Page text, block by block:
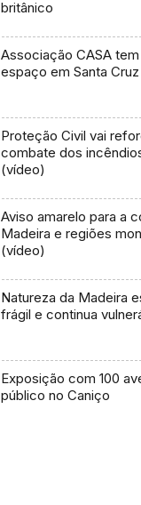
britânico
Associação CASA
espaço em Santa
Proteção Civil vai
combate dos
(vídeo)
Aviso amarelo para a
Madeira e regiões
(vídeo)
Natureza da Madeira
frágil e continua
Exposição com 100
público no Caniço